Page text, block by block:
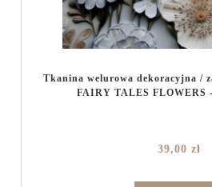
Tkanina welurowa dekoracyjna /
FAIRY TALES FLOWERS
39,00 zł